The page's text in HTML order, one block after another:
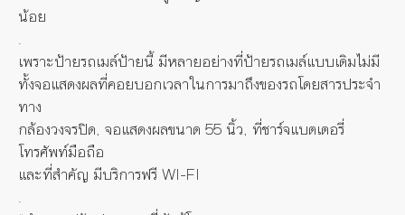
น้อย
.
เพราะป้ายรถเมล์ป้ายนี้ มีหลายอย่างที่ป้ายรถเมล์แบบเดิมไม่มี
ทั้งจอแสดงผลที่คอยบอกเวลาในการมาถึงของรถโดยสารประจำ
ทาง
กล้องวงจรปิด, จอแสดงผลขนาด 55 นิ้ว, ที่ชาร์จแบตเตอรี่
โทรศัพท์มือถือ
และที่สำคัญ มีบริการฟรี WI-FI
.